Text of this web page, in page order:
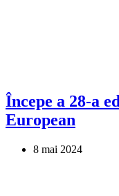
Începe a 28-a
European
8 mai 2024